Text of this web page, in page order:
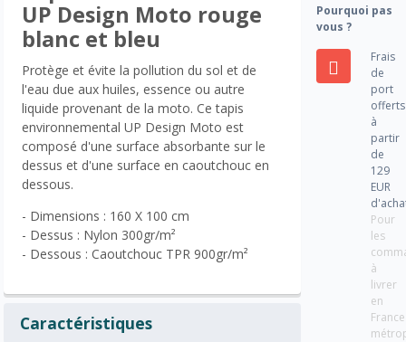
UP Design Moto rouge
blanc et bleu
Protège et évite la pollution du sol et de
l'eau due aux huiles, essence ou autre
liquide provenant de la moto. Ce tapis
environnemental UP Design Moto est
composé d'une surface absorbante sur le
dessus et d'une surface en caoutchouc en
dessous.
- Dimensions : 160 X 100 cm
- Dessus : Nylon 300gr/m²
- Dessous : Caoutchouc TPR 900gr/m²
Caractéristiques
Pourquoi pas
vous ?
Frais
de
port
offerts
à
partir
de
129
EUR
Pour
les
à
livrer
en
France